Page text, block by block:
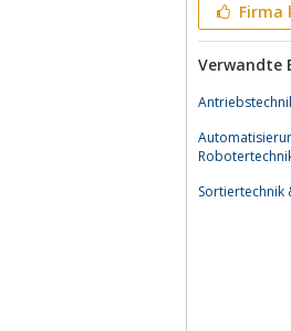
Firma
Verwandte
Sortiertechnik